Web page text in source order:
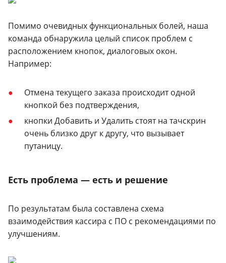
Помимо очевидных функциональных болей, наша
команда обнаружила целый список проблем с
расположением кнопок, диалоговых окон.
Например:
Отмена текущего заказа происходит одной
кнопкой без подтверждения,
кнопки Добавить и Удалить стоят на тачскрин
очень близко друг к другу, что вызывает
путаницу.
Есть проблема — есть и решение
По результатам была составлена схема
взаимодействия кассира с ПО с рекомендациями по
улучшениям.